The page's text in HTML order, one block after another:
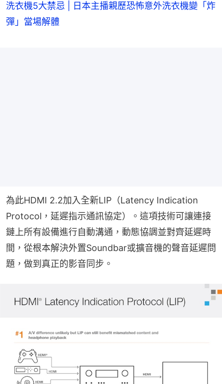
洗衣機5大禁忌 | 日本主播親歷恐怖意外洗衣機變「炸
彈」當場解體
為此HDMI 2.2加入全新LIP（Latency Indication
Protocol，延遲指示通訊協定）。這項技術可讓連接
鏈上所有設備進行自動溝通，動態協調並對齊延遲時
間，從根本解決外置Soundbar或擴音機的聲音延遲問
題，做到真正的影音同步。